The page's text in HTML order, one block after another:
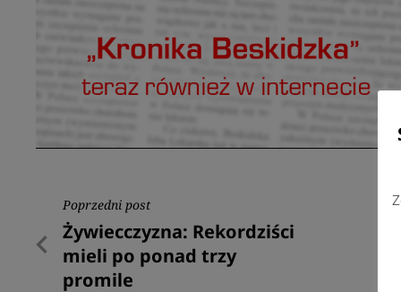
Nawigacja
wpisu
Poprzedni post
Poprzedni
post
Żywiecczyzna: Rekordziści
mieli po ponad trzy
promile